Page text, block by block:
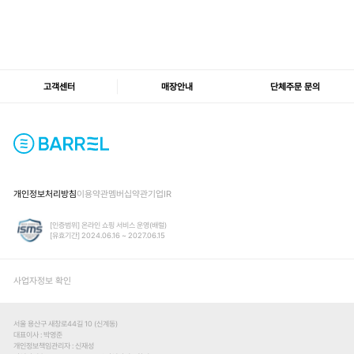
고객센터 매장안내 단체주문 문의
개인정보처리방침이용약관멤버십약관기업IR
[인증범위] 온라인 쇼핑 서비스 운영(배럴)
[유효기간] 2024.06.16 ~ 2027.06.15
사업자정보 확인
서울 용산구 새창로44길 10 (신계동)
대표이사
박영준
개인정보책임관리자
신재성